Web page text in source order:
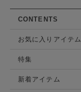
CONTENTS
お気に入りアイテム
特集
新着アイテム